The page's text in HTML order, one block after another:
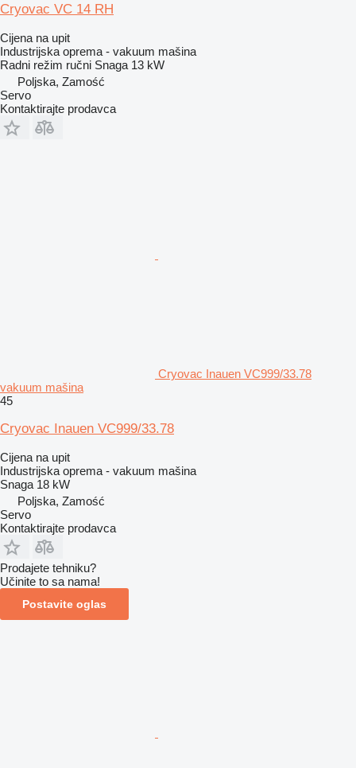
Cryovac VC 14 RH
Cijena na upit
Industrijska oprema - vakuum mašina
Radni režim ručni Snaga 13 kW
Poljska, Zamość
Servo
Kontaktirajte prodavca
Cryovac Inauen VC999/33.78
vakuum mašina
45
Cryovac Inauen VC999/33.78
Cijena na upit
Industrijska oprema - vakuum mašina
Snaga 18 kW
Poljska, Zamość
Servo
Kontaktirajte prodavca
Prodajete tehniku?
Učinite to sa nama!
Postavite oglas